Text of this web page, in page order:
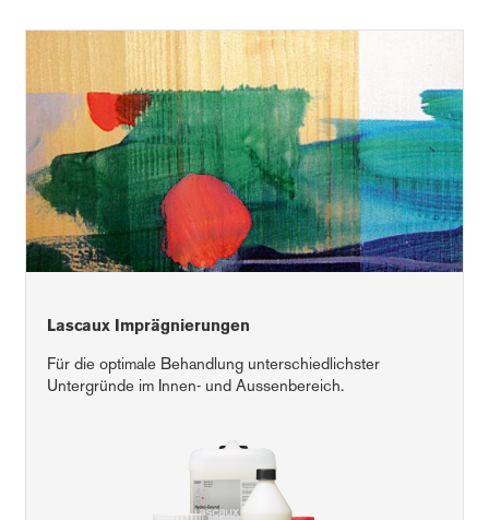
Lascaux Imprägnierungen
Für die optimale Behandlung unterschiedlichster
Untergründe im Innen- und Aussenbereich.